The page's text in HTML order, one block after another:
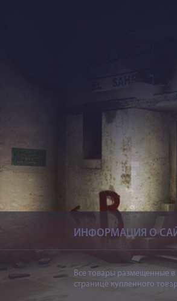
ИНФОРМАЦИЯ О
Все товары размещенные
странице купленного